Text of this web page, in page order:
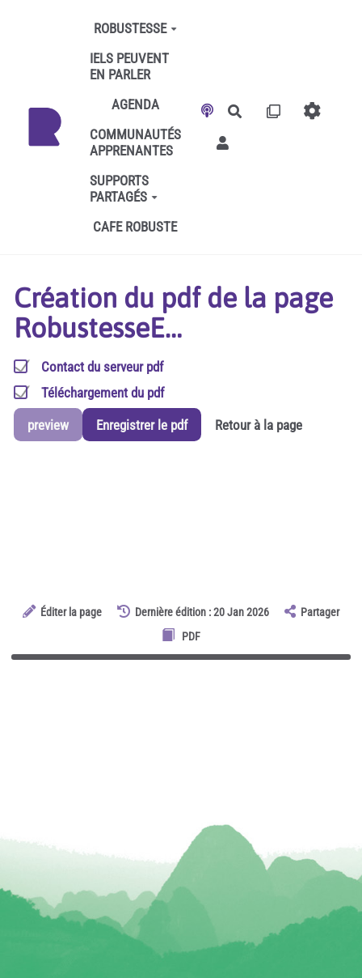
Aller au contenu principal
ROBUSTESSE
IELS PEUVENT
EN PARLER
AGENDA
COMMUNAUTÉS
APPRENANTES
SUPPORTS
PARTAGÉS
CAFE ROBUSTE
Rechercher
Création du pdf de la page
RobustesseE…
Contact du serveur pdf
Téléchargement du pdf
preview
Enregistrer le pdf Retour à la page
Éditer la page Dernière édition : 20 Jan 2026
Partager
PDF